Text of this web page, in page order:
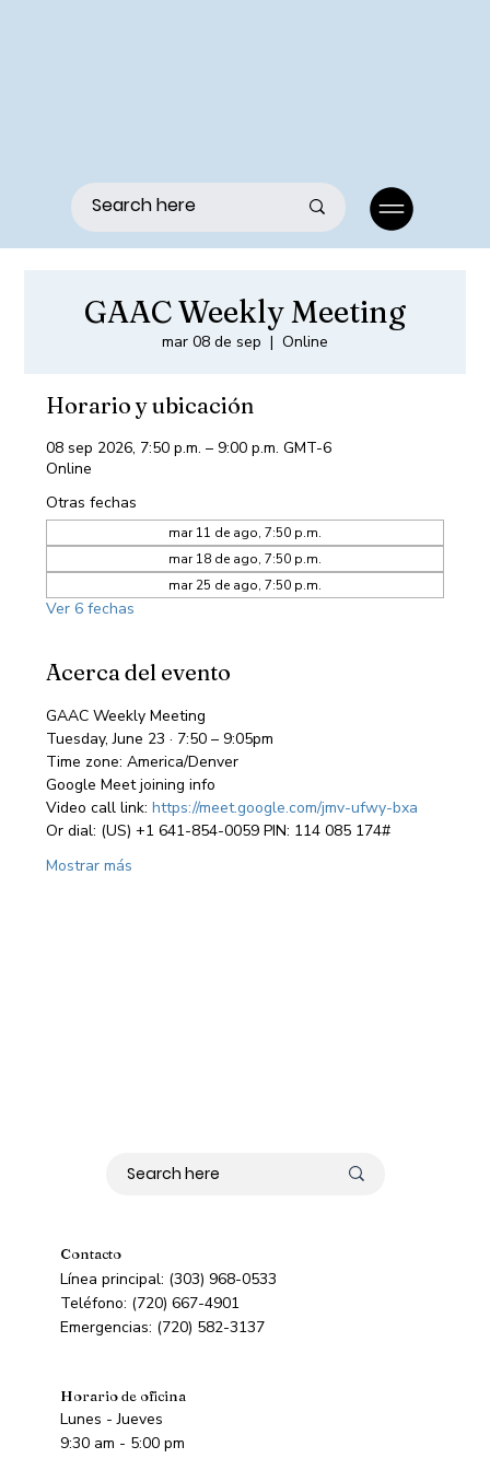
Menu
GAAC Weekly Meeting
mar 08 de sep
  |
Online
Horario y ubicación
08 sep 2026, 7:50 p.m. – 9:00 p.m. GMT-6
Online
Otras fechas
mar 11 de ago, 7:50 p.m.
mar 18 de ago, 7:50 p.m.
mar 25 de ago, 7:50 p.m.
Ver 6 fechas
Acerca del evento
GAAC Weekly Meeting
Tuesday, June 23 · 7:50 – 9:05pm
Time zone: America/Denver
Google Meet joining info
Video call link: https://meet.google.com/jmv-ufwy-bxa
Or dial: ‪(US) +1 641-854-0059‬ PIN: ‪114 085 174‬#
Mostrar más
Contacto
Línea principal: (303) 968-0533
Teléfono: (720) 667-4901
Emergencias: (720) 582-3137
Horario de oficina
Lunes - Jueves
9:30 am - 5:00 pm